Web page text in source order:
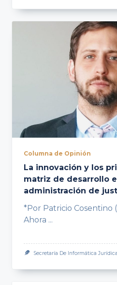
Columna de Opinión
La innovación y los
matriz de desarrollo
administración de
*Por Patricio Cosentino
Ahora ...
Secretaría De Informática Jurídica